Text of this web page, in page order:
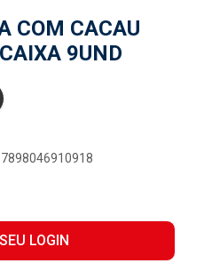
COM CACAU
9UND
LOGIN